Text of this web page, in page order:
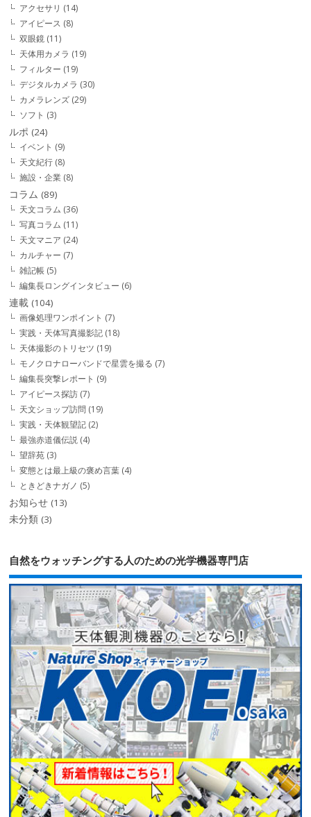
アクセサリ (14)
アイピース (8)
双眼鏡 (11)
天体用カメラ (19)
フィルター (19)
デジタルカメラ (30)
カメラレンズ (29)
ソフト (3)
ルポ (24)
イベント (9)
天文紀行 (8)
施設・企業 (8)
コラム (89)
天文コラム (36)
写真コラム (11)
天文マニア (24)
カルチャー (7)
雑記帳 (5)
編集長ロングインタビュー (6)
連載 (104)
画像処理ワンポイント (7)
実践・天体写真撮影記 (18)
天体撮影のトリセツ (19)
モノクロナローバンドで星雲を撮る (7)
編集長突撃レポート (9)
アイピース探訪 (7)
天文ショップ訪問 (19)
実践・天体観望記 (2)
最強赤道儀伝説 (4)
望辞苑 (3)
変態とは最上級の褒め言葉 (4)
ときどきナガノ (5)
お知らせ (13)
未分類 (3)
自然をウォッチングする人のための光学機器専門店